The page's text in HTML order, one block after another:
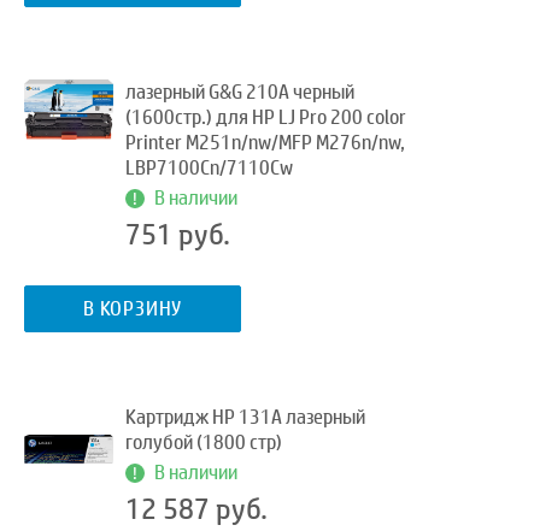
лазерный G&G 210A черный
(1600стр.) для HP LJ Pro 200 color
Printer M251n/nw/MFP M276n/nw,
LBP7100Cn/7110Cw
В наличии
751 руб.
В КОРЗИНУ
Картридж HP 131A лазерный
голубой (1800 стр)
В наличии
12 587 руб.